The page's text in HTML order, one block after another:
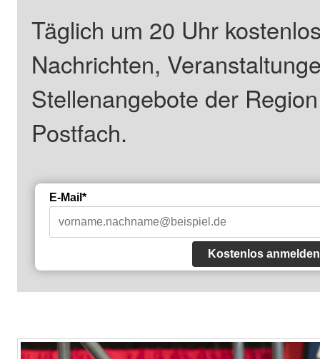
Täglich um 20 Uhr
Nachrichten,
Stellenangebote der
Postfach.
E-Mail*
Kostenlos anmelden